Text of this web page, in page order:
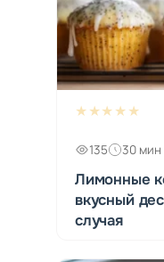
★★★★★
135 30 мин
Лимонные
вкусный
случая